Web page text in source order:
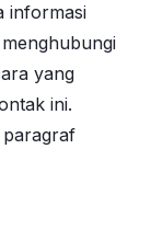
informasi
yang
ini.